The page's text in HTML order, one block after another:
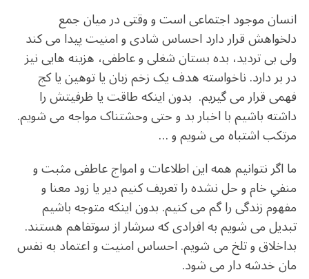
انسان موجود اجتماعی است و وقتی در میان جمع
دلخواهش قرار دارد احساس شادی و امنیت پیدا می کند
ولی بی تردید، بده بستان شغلی و عاطفی، هزینه هایی نیز
در بر دارد. ناخواسته هدف یک زخم زبان یا توهین یا کج
فهمی قرار می گیریم. بدون اینکه طاقت یا ظرفیتش را
داشته باشیم با اخبار بد و حتی وحشتناک مواجه می شویم.
مرتکب اشتباه می شویم و …
ما اگر نتوانیم همه این اطلاعات و امواج عاطفی مثبت و
منفیِ خام و حل نشده را تعریف کنیم دیر یا زود معنا و
مفهوم زندگی را گم می کنیم. بدون اینکه متوجه باشیم
تبدیل می شویم به افرادی که سرشار از سوتفاهم هستند.
بداخلاق و تلخ می شویم. احساس امنیت و اعتماد به نفس
مان خدشه دار می شود.